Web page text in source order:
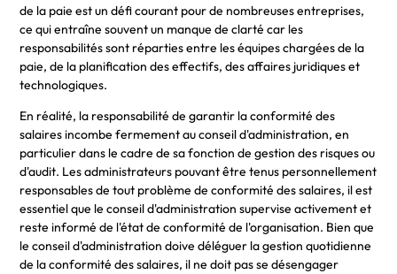
de la paie est un défi courant pour de nombreuses entreprises,
ce qui entraîne souvent un manque de clarté car les
responsabilités sont réparties entre les équipes chargées de la
paie, de la planification des effectifs, des affaires juridiques et
technologiques.
En réalité, la responsabilité de garantir la conformité des
salaires incombe fermement au conseil d'administration, en
particulier dans le cadre de sa fonction de gestion des risques ou
d'audit. Les administrateurs pouvant être tenus personnellement
responsables de tout problème de conformité des salaires, il est
essentiel que le conseil d'administration supervise activement et
reste informé de l'état de conformité de l'organisation. Bien que
le conseil d'administration doive déléguer la gestion quotidienne
de la conformité des salaires, il ne doit pas se désengager